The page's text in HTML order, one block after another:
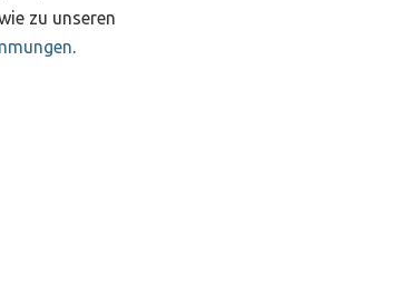
zu unseren
.